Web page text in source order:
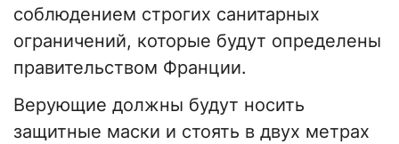
соблюдением строгих санитарных
ограничений, которые будут определены
правительством Франции.
Верующие должны будут носить
защитные маски и стоять в двух метрах